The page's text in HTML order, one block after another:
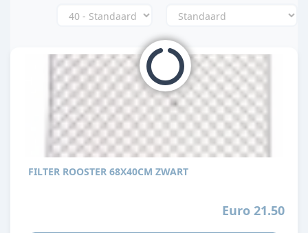
FILTER ROOSTER 68X40CM ZWART
Euro 21.50